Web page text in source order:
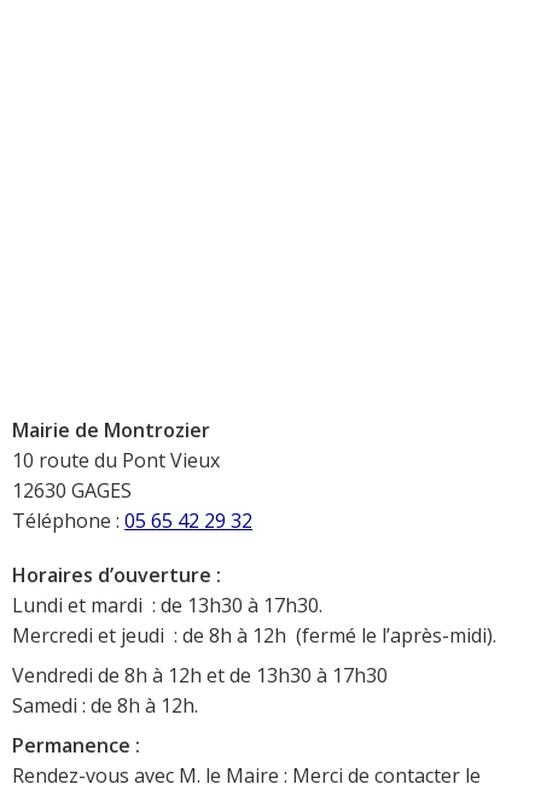
Mairie de Montrozier
10 route du Pont Vieux
12630 GAGES
Téléphone : 05 65 42 29 32
Horaires d’ouverture :
Lundi et mardi : de 13h30 à 17h30.
Mercredi et jeudi : de 8h à 12h (fermé le l’après-midi).
Vendredi de 8h à 12h et de 13h30 à 17h30
Samedi : de 8h à 12h.
Permanence :
Rendez-vous avec M. le Maire : Merci de contacter le